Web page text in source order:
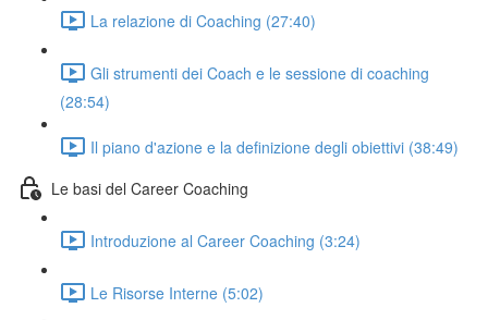
La relazione di Coaching (27:40)
Gli strumenti dei Coach e le sessione di coaching
(28:54)
Il piano d'azione e la definizione degli obiettivi (38:49)
Le basi del Career Coaching
Introduzione al Career Coaching (3:24)
Le Risorse Interne (5:02)